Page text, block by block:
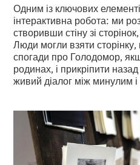
Одним із ключових
інтерактивна робота: ми
створивши стіну зі
Люди могли взяти сторінку,
спогади про Голодомор,
родинах, і прикріпити
живий діалог між минулим